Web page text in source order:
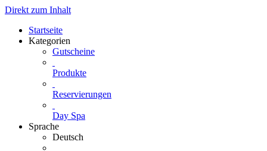
Direkt zum Inhalt
Startseite
Kategorien
Gutscheine
Produkte
Reservierungen
Day Spa
Sprache
Deutsch